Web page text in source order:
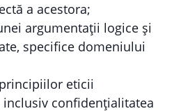
a acestora;
argumentații logice și
specifice domeniului
eticii
inclusiv confidențialitatea